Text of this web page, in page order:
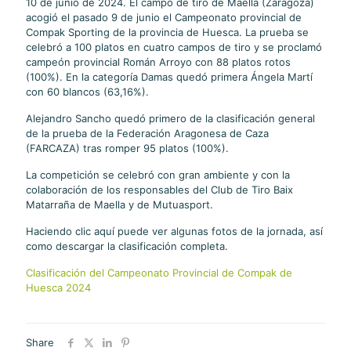
10 de junio de 2024. El campo de tiro de Maella (Zaragoza)
acogió el pasado 9 de junio el Campeonato provincial de
Compak Sporting de la provincia de Huesca. La prueba se
celebró a 100 platos en cuatro campos de tiro y se proclamó
campeón provincial Román Arroyo con 88 platos rotos
(100%). En la categoría Damas quedó primera Ángela Martí
con 60 blancos (63,16%).
Alejandro Sancho quedó primero de la clasificación general
de la prueba de la Federación Aragonesa de Caza
(FARCAZA) tras romper 95 platos (100%).
La competición se celebró con gran ambiente y con la
colaboración de los responsables del Club de Tiro Baix
Matarraña de Maella y de Mutuasport.
Haciendo clic aquí puede ver algunas fotos de la jornada, así
como descargar la clasificación completa.
Clasificación del Campeonato Provincial de Compak de
Huesca 2024
Share